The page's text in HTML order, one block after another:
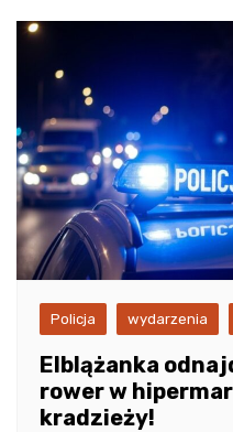
Policja wydarzenia
Elblążanka
rower w
kradzieży!